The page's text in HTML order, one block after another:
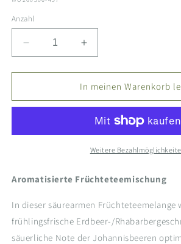
Anzahl
Verringere
die
Menge
Früchtetee
Obstgarten
Erhöhe
die
Menge
für
Früchtetee
Opa&#39;s
Obstgarten
In meinen Warenkorb
Weitere
Aromatisierte Früchteteemischung
In dieser säurearmen Früchteteemelange
frühlingsfrische Erdbeer-/
säuerliche Note der Johannisbeeren